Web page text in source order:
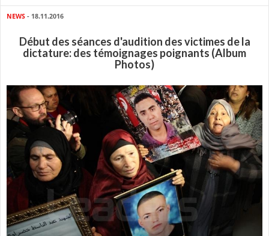
NEWS - 18.11.2016
Début des séances d'audition des victimes de la
dictature: des témoignages poignants (Album
Photos)